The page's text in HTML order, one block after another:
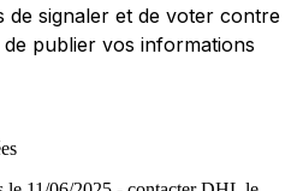
de signaler et de voter contre
publier vos informations